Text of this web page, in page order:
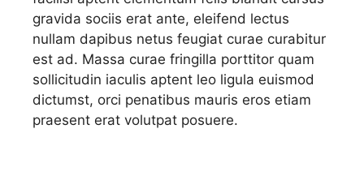
gravida sociis erat ante, eleifend lectus
nullam dapibus netus feugiat curae curabitur
est ad. Massa curae fringilla porttitor quam
sollicitudin iaculis aptent leo ligula euismod
dictumst, orci penatibus mauris eros etiam
praesent erat volutpat posuere.